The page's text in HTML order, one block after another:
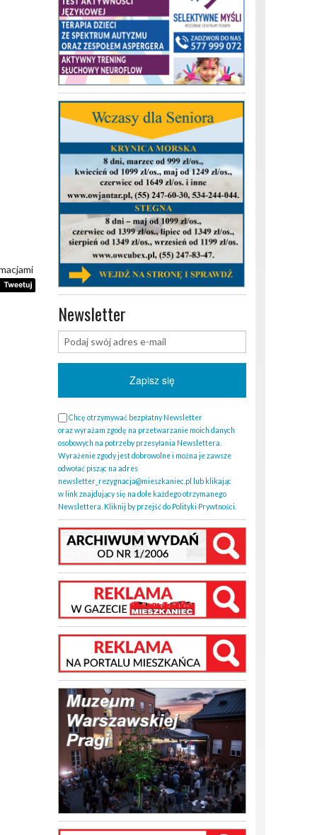
Newsletter
Chcę otrzymywać bezpłatny Newsletter
oraz wyrażam zgodę na przetwarzanie moich danych
osobowych na potrzeby przesyłania Newslettera.
Wyrażenie zgody jest dobrowolne i można je zawsze
odwołać pisząc na adres
newsletter_rezygnacja@mieszkaniec.pl lub klikając
w link znajdujący się na dole każdego otrzymanego
Newslettera. Kliknij by przejść do Polityki Prywtności.